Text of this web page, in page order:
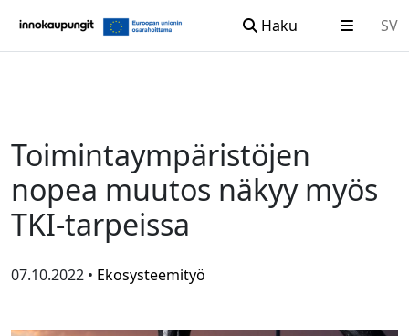
Haku SV
Toimintaympäristöjen
nopea muutos näkyy myös
TKI-tarpeissa
07.10.2022 • Ekosysteemityö